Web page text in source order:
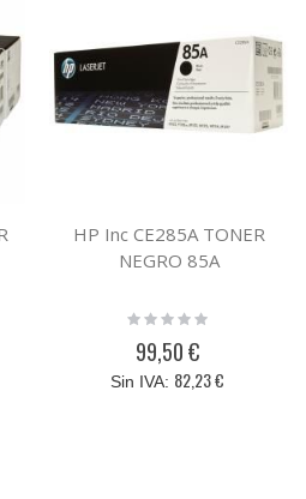
HP Inc CE285A TONER
NEGRO 85A
Rating:
99,50 €
82,23 €